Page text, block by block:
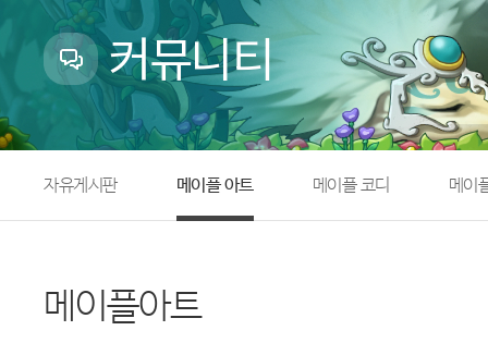
캐시샵 공지
메이플 알림판
with maple
추가정보
커뮤니티
자유게시판 메이플 아트 메이플 코디 메이
메이플아트